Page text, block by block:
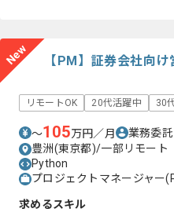
New 【PM】証券会社向
リモートOK 20代活躍中 30
〜105万円／月 業務委
豊洲(東京都)/一部リモート
Python
プロジェクトマネージャー
求めるスキル